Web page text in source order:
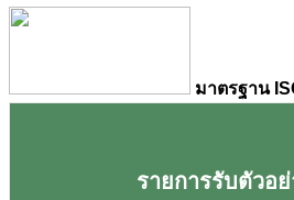
มาตรฐาน
รายการรับตัวอ